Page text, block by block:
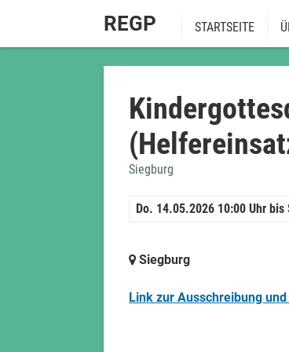
REGP STARTSEITE
Siegburg
Do. 14.05.2026 10:00 Uhr bis
Siegburg
Link zur Ausschreibung